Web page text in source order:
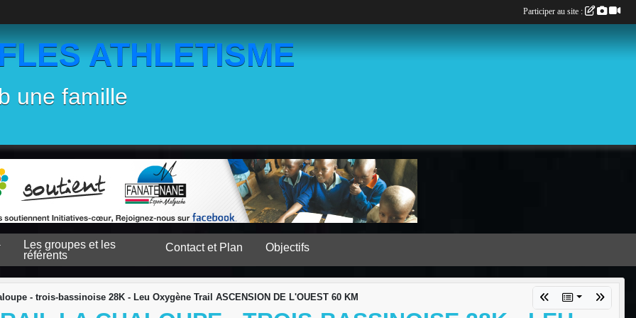
ATHLETISME
une famille
Les groupes et les
référents
Contact et Plan Objectifs
- trois-bassinoise 28K - Leu Oxygène Trail ASCENSION DE L'OUEST 60 KM
Participer au site :